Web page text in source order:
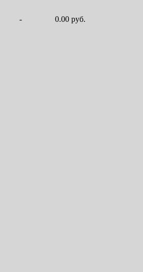
-
0.00 руб.